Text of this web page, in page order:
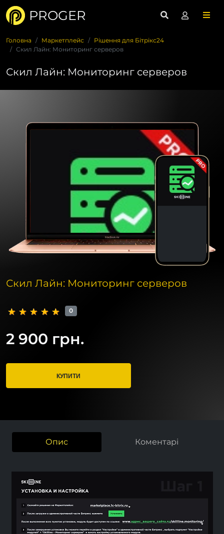
PROGER
Головна Маркетплейс
Рішення для Бітрікс24
Скил Лайн: Мониторинг серверов
Скил Лайн: Мониторинг серверов
Скил Лайн: Мониторинг серверов
0
2 900 грн.
КУПИТИ
Опис Коментарі